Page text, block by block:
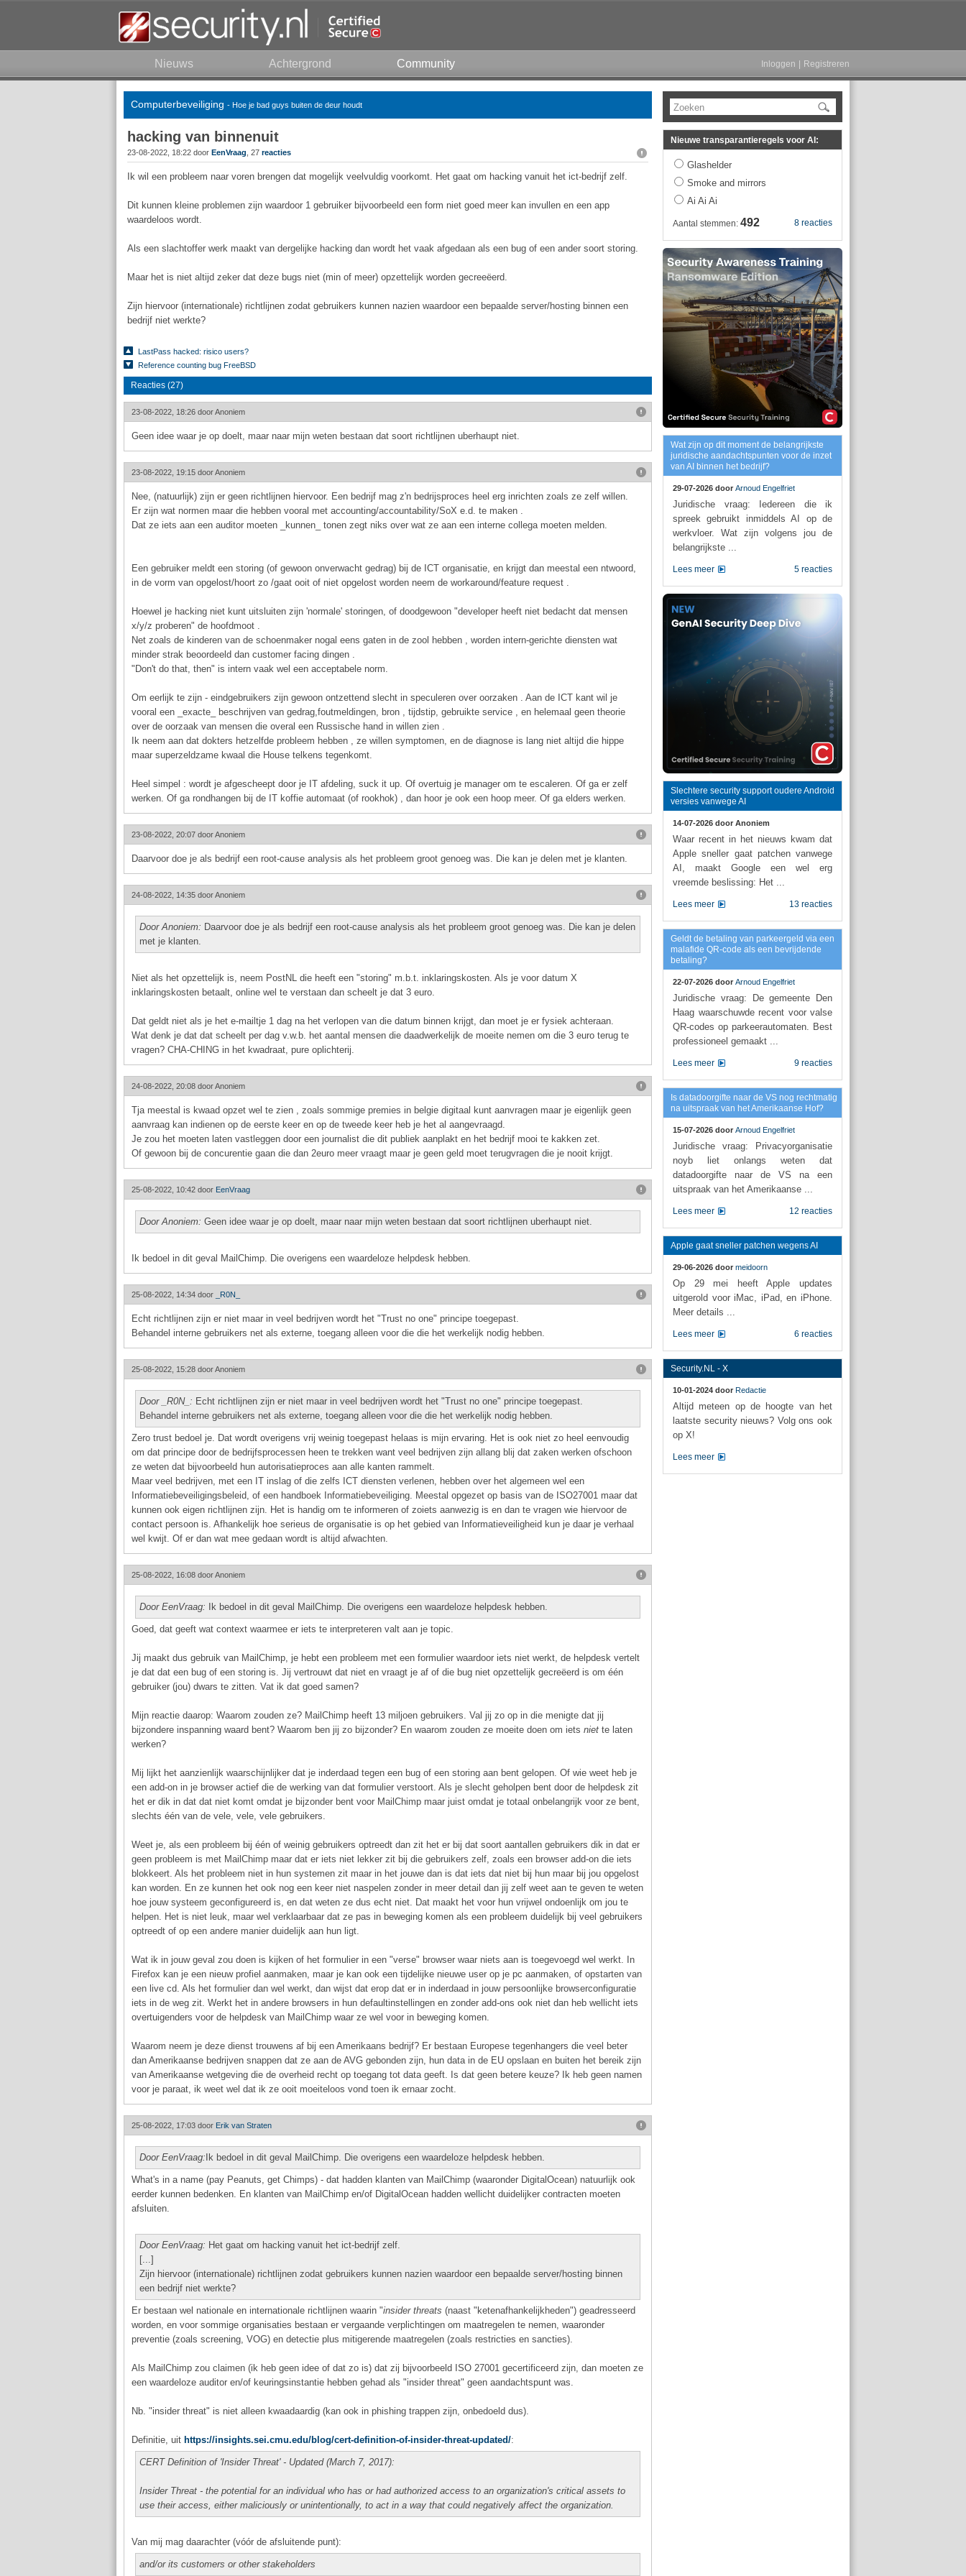
Nieuws Achtergrond Community Inloggen Registreren
Computerbeveiliging - Hoe je bad guys buiten de deur houdt
hacking van binnenuit
23-08-2022, 18:22 door EenVraag , 27 reacties
Ik wil een probleem naar voren brengen dat mogelijk veelvuldig voorkomt. Het gaat om hacking vanuit het ict-bedrijf zelf.
Dit kunnen kleine problemen zijn waardoor 1 gebruiker bijvoorbeeld een form niet goed meer kan invullen en een app
waardeloos wordt.
Als een slachtoffer werk maakt van dergelijke hacking dan wordt het vaak afgedaan als een bug of een ander soort storing.
Maar het is niet altijd zeker dat deze bugs niet (min of meer) opzettelijk worden gecreeëerd.
Zijn hiervoor (internationale) richtlijnen zodat gebruikers kunnen nazien waardoor een bepaalde server/hosting binnen een
bedrijf niet werkte?
LastPass hacked: risico users?
Reference counting bug FreeBSD
Reacties (27)
23-08-2022, 18:26 doorAnoniem
Geen idee waar je op doelt, maar naar mijn weten bestaan dat soort richtlijnen uberhaupt niet.
23-08-2022, 19:15 doorAnoniem
Nee, (natuurlijk) zijn er geen richtlijnen hiervoor. Een bedrijf mag z'n bedrijsproces heel erg inrichten zoals ze zelf willen.
Er zijn wat normen maar die hebben vooral met accounting/accountability/SoX e.d. te maken .
Dat ze iets aan een auditor moeten _kunnen_ tonen zegt niks over wat ze aan een interne collega moeten melden.
Een gebruiker meldt een storing (of gewoon onverwacht gedrag) bij de ICT organisatie, en krijgt dan meestal een ntwoord,
in de vorm van opgelost/hoort zo /gaat ooit of niet opgelost worden neem de workaround/feature request .
Hoewel je hacking niet kunt uitsluiten zijn 'normale' storingen, of doodgewoon "developer heeft niet bedacht dat mensen
x/y/z proberen" de hoofdmoot .
Net zoals de kinderen van de schoenmaker nogal eens gaten in de zool hebben , worden intern-gerichte diensten wat
minder strak beoordeeld dan customer facing dingen .
"Don't do that, then" is intern vaak wel een acceptabele norm.
Om eerlijk te zijn - eindgebruikers zijn gewoon ontzettend slecht in speculeren over oorzaken . Aan de ICT kant wil je
vooral een _exacte_ beschrijven van gedrag,foutmeldingen, bron , tijdstip, gebruikte service , en helemaal geen theorie
over de oorzaak van mensen die overal een Russische hand in willen zien .
Ik neem aan dat dokters hetzelfde probleem hebben , ze willen symptomen, en de diagnose is lang niet altijd die hippe
maar superzeldzame kwaal die House telkens tegenkomt.
Heel simpel : wordt je afgescheept door je IT afdeling, suck it up. Of overtuig je manager om te escaleren. Of ga er zelf
werken. Of ga rondhangen bij de IT koffie automaat (of rookhok) , dan hoor je ook een hoop meer. Of ga elders werken.
23-08-2022, 20:07 doorAnoniem
Daarvoor doe je als bedrijf een root-cause analysis als het probleem groot genoeg was. Die kan je delen met je klanten.
24-08-2022, 14:35 doorAnoniem
Door Anoniem: Daarvoor doe je als bedrijf een root-cause analysis als het probleem groot genoeg was. Die kan je delen
met je klanten.
Niet als het opzettelijk is, neem PostNL die heeft een "storing" m.b.t. inklaringskosten. Als je voor datum X
inklaringskosten betaalt, online wel te verstaan dan scheelt je dat 3 euro.
Dat geldt niet als je het e-mailtje 1 dag na het verlopen van die datum binnen krijgt, dan moet je er fysiek achteraan.
Wat denk je dat dat scheelt per dag v.w.b. het aantal mensen die daadwerkelijk de moeite nemen om die 3 euro terug te
vragen? CHA-CHING in het kwadraat, pure oplichterij.
24-08-2022, 20:08 doorAnoniem
Tja meestal is kwaad opzet wel te zien , zoals sommige premies in belgie digitaal kunt aanvragen maar je eigenlijk geen
aanvraag kan indienen op de eerste keer en op de tweede keer heb je het al aangevraagd.
Je zou het moeten laten vastleggen door een journalist die dit publiek aanplakt en het bedrijf mooi te kakken zet.
Of gewoon bij de concurentie gaan die dan 2euro meer vraagt maar je geen geld moet terugvragen die je nooit krijgt.
25-08-2022, 10:42 door EenVraag
Door Anoniem: Geen idee waar je op doelt, maar naar mijn weten bestaan dat soort richtlijnen uberhaupt niet.
Ik bedoel in dit geval MailChimp. Die overigens een waardeloze helpdesk hebben.
25-08-2022, 14:34 door _R0N_
Echt richtlijnen zijn er niet maar in veel bedrijven wordt het "Trust no one" principe toegepast.
Behandel interne gebruikers net als externe, toegang alleen voor die die het werkelijk nodig hebben.
25-08-2022, 15:28 doorAnoniem
Door _R0N_: Echt richtlijnen zijn er niet maar in veel bedrijven wordt het "Trust no one" principe toegepast.
Behandel interne gebruikers net als externe, toegang alleen voor die die het werkelijk nodig hebben.
Zero trust bedoel je. Dat wordt overigens vrij weinig toegepast helaas is mijn ervaring. Het is ook niet zo heel eenvoudig
om dat principe door de bedrijfsprocessen heen te trekken want veel bedrijven zijn allang blij dat zaken werken ofschoon
ze weten dat bijvoorbeeld hun autorisatieproces aan alle kanten rammelt.
Maar veel bedrijven, met een IT inslag of die zelfs ICT diensten verlenen, hebben over het algemeen wel een
Informatiebeveiligingsbeleid, of een handboek Informatiebeveiliging. Meestal opgezet op basis van de ISO27001 maar dat
kunnen ook eigen richtlijnen zijn. Het is handig om te informeren of zoiets aanwezig is en dan te vragen wie hiervoor de
contact persoon is. Afhankelijk hoe serieus de organisatie is op het gebied van Informatieveiligheid kun je daar je verhaal
wel kwijt. Of er dan wat mee gedaan wordt is altijd afwachten.
25-08-2022, 16:08 doorAnoniem
Door EenVraag: Ik bedoel in dit geval MailChimp. Die overigens een waardeloze helpdesk hebben.
Goed, dat geeft wat context waarmee er iets te interpreteren valt aan je topic.
Jij maakt dus gebruik van MailChimp, je hebt een probleem met een formulier waardoor iets niet werkt, de helpdesk vertelt
je dat dat een bug of een storing is. Jij vertrouwt dat niet en vraagt je af of die bug niet opzettelijk gecreëerd is om één
gebruiker (jou) dwars te zitten. Vat ik dat goed samen?
Mijn reactie daarop: Waarom zouden ze? MailChimp heeft 13 miljoen gebruikers. Val jij zo op in die menigte dat jij
bijzondere inspanning waard bent? Waarom ben jij zo bijzonder? En waarom zouden ze moeite doen om iets niet te laten
werken?
Mij lijkt het aanzienlijk waarschijnlijker dat je inderdaad tegen een bug of een storing aan bent gelopen. Of wie weet heb je
een add-on in je browser actief die de werking van dat formulier verstoort. Als je slecht geholpen bent door de helpdesk zit
het er dik in dat dat niet komt omdat je bijzonder bent voor MailChimp maar juist omdat je totaal onbelangrijk voor ze bent,
slechts één van de vele, vele, vele gebruikers.
Weet je, als een probleem bij één of weinig gebruikers optreedt dan zit het er bij dat soort aantallen gebruikers dik in dat er
geen probleem is met MailChimp maar dat er iets niet lekker zit bij die gebruikers zelf, zoals een browser add-on die iets
blokkeert. Als het probleem niet in hun systemen zit maar in het jouwe dan is dat iets dat niet bij hun maar bij jou opgelost
kan worden. En ze kunnen het ook nog een keer niet naspelen zonder in meer detail dan jij zelf weet aan te geven te weten
hoe jouw systeem geconfigureerd is, en dat weten ze dus echt niet. Dat maakt het voor hun vrijwel ondoenlijk om jou te
helpen. Het is niet leuk, maar wel verklaarbaar dat ze pas in beweging komen als een probleem duidelijk bij veel gebruikers
optreedt of op een andere manier duidelijk aan hun ligt.
Wat ik in jouw geval zou doen is kijken of het formulier in een "verse" browser waar niets aan is toegevoegd wel werkt. In
Firefox kan je een nieuw profiel aanmaken, maar je kan ook een tijdelijke nieuwe user op je pc aanmaken, of opstarten van
een live cd. Als het formulier dan wel werkt, dan wijst dat erop dat er in inderdaad in jouw persoonlijke browserconfiguratie
iets in de weg zit. Werkt het in andere browsers in hun defaultinstellingen en zonder add-ons ook niet dan heb wellicht iets
overtuigenders voor de helpdesk van MailChimp waar ze wel voor in beweging komen.
Waarom neem je deze dienst trouwens af bij een Amerikaans bedrijf? Er bestaan Europese tegenhangers die veel beter
dan Amerikaanse bedrijven snappen dat ze aan de AVG gebonden zijn, hun data in de EU opslaan en buiten het bereik zijn
van Amerikaanse wetgeving die de overheid recht op toegang tot data geeft. Is dat geen betere keuze? Ik heb geen namen
voor je paraat, ik weet wel dat ik ze ooit moeiteloos vond toen ik ernaar zocht.
25-08-2022, 17:03 door Erik van Straten
Door EenVraag: Ik bedoel in dit geval MailChimp. Die overigens een waardeloze helpdesk hebben.
What's in a name (pay Peanuts, get Chimps) - dat hadden klanten van MailChimp (waaronder DigitalOcean) natuurlijk ook
eerder kunnen bedenken. En klanten van MailChimp en/of DigitalOcean hadden wellicht duidelijker contracten moeten
afsluiten.
Door EenVraag: Het gaat om hacking vanuit het ict-bedrijf zelf.
[...]
Zijn hiervoor (internationale) richtlijnen zodat gebruikers kunnen nazien waardoor een bepaalde server/hosting binnen
een bedrijf niet werkte?
Er bestaan wel nationale en internationale richtlijnen waarin "insider threats (naast "ketenafhankelijkheden") geadresseerd
worden, en voor sommige organisaties bestaan er vergaande verplichtingen om maatregelen te nemen, waaronder
preventie (zoals screening, VOG) en detectie plus mitigerende maatregelen (zoals restricties en sancties).
Als MailChimp zou claimen (ik heb geen idee of dat zo is) dat zij bijvoorbeeld ISO 27001 gecertificeerd zijn, dan moeten ze
een waardeloze auditor en/of keuringsinstantie hebben gehad als "insider threat" geen aandachtspunt was.
Nb. "insider threat" is niet alleen kwaadaardig (kan ook in phishing trappen zijn, onbedoeld dus).
Definitie, uit https://insights.sei.cmu.edu/blog/cert-definition-of-insider-threat-updated/:
CERT Definition of 'Insider Threat' - Updated (March 7, 2017):
Insider Threat - the potential for an individual who has or had authorized access to an organization's critical assets to
use their access, either maliciously or unintentionally, to act in a way that could negatively affect the organization.
Van mij mag daarachter (vóór de afsluitende punt):
and/or its customers or other stakeholders
Zoeken
Nieuwe transparantieregels voor AI:
Glashelder
Smoke and mirrors
Ai Ai Ai
8 reacties
Aantal stemmen: 492
Wat zijn op dit moment de belangrijkste
juridische aandachtspunten voor de inzet
van AI binnen het bedrijf?
29-07-2026 door Arnoud Engelfriet
Juridische vraag: Iedereen die ik
spreek gebruikt inmiddels AI op de
werkvloer. Wat zijn volgens jou de
belangrijkste ...
5 reacties
Lees meer
Slechtere security support oudere Android
versies vanwege AI
14-07-2026 door Anoniem
Waar recent in het nieuws kwam dat
Apple sneller gaat patchen vanwege
AI, maakt Google een wel erg
vreemde beslissing: Het ...
13 reacties
Lees meer
Geldt de betaling van parkeergeld via een
malafide QR-code als een bevrijdende
betaling?
22-07-2026 door Arnoud Engelfriet
Juridische vraag: De gemeente Den
Haag waarschuwde recent voor valse
QR-codes op parkeerautomaten. Best
professioneel gemaakt ...
9 reacties
Lees meer
Is datadoorgifte naar de VS nog rechtmatig
na uitspraak van het Amerikaanse Hof?
15-07-2026 door Arnoud Engelfriet
Juridische vraag: Privacyorganisatie
noyb liet onlangs weten dat
datadoorgifte naar de VS na een
uitspraak van het Amerikaanse ...
12 reacties
Lees meer
Apple gaat sneller patchen wegens AI
29-06-2026 door meidoorn
Op 29 mei heeft Apple updates
uitgerold voor iMac, iPad, en iPhone.
Meer details ...
6 reacties
Lees meer
Security.NL - X
10-01-2024 door Redactie
Altijd meteen op de hoogte van het
laatste security nieuws? Volg ons ook
op X!
Lees meer